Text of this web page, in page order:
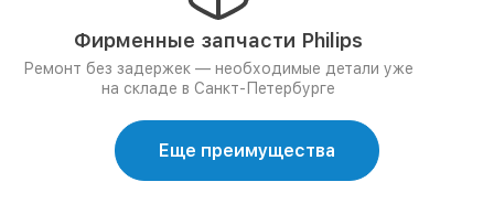
Фирменные запчасти Philips
Ремонт без задержек — необходимые детали уже
на складе в Санкт-Петербурге
Еще преимущества